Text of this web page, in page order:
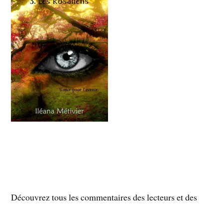
Découvrez tous les commentaires des lecteurs et des